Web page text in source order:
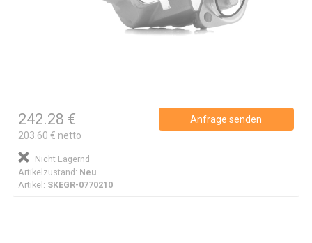
242.28 €
203.60 € netto
Anfrage senden
Nicht Lagernd
Artikelzustand: Neu
Artikel: SKEGR-0770210